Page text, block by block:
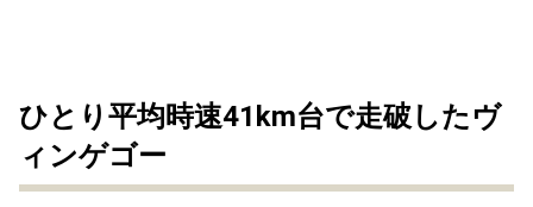
ひとり平均時速41km台で走破したヴ
ィンゲゴー